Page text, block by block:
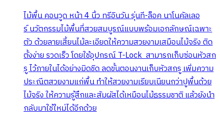
ไม้พื้น คอนวูด หน้า 4 นิ้ว ทรีอินวัน รุ่นที-ล็อค นาโนคัลเลอ
ร์ นวัตกรรมไม้พื้นที่สวยสมบูรณ์แบบพร้อมเอกลักษณ์เฉพาะ
ตัว ด้วยลายเสี้ยนไม้ละเอียดให้ความสวยงามเสมือนไม้จริง ติด
ตั้งง่าย รวดเร็ว โดยใช้อุปกรณ์ T-Lock สามารถเก็บซ่อนหัวสก
รู ไว้ภายในได้อย่างมิดชิด ลดขั้นตอนงานเก็บหัวสกรู เพิ่มความ
ประณีตสวยงามแก่พื้น ทำให้สวยงามเรียบเนียนกว่าปูพื้นด้วย
ไม้จริง ให้ความรู้สึกและสัมผัสได้เหมือนไม้ธรรมชาติ แล้วยังนำ
กลับมาใช้ใหม่ได้อีกด้วย